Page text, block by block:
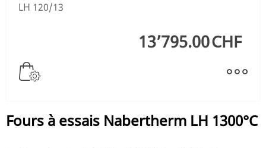
LH 120/13
13’795.00CHF
Fours à essais Nabertherm LH 1300°C